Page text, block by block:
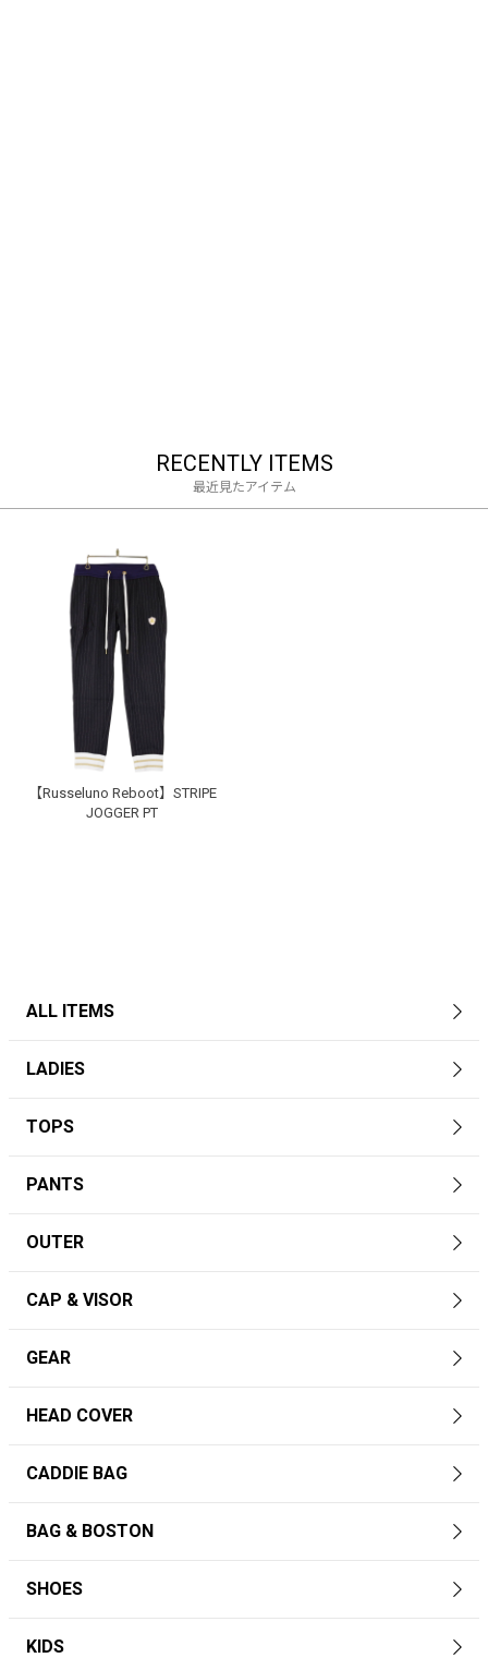
RECENTLY ITEMS
最近見たアイテム
【Russeluno Reboot】STRIPE
JOGGER PT
ALL ITEMS
LADIES
TOPS
PANTS
OUTER
CAP & VISOR
GEAR
HEAD COVER
CADDIE BAG
BAG & BOSTON
SHOES
KIDS